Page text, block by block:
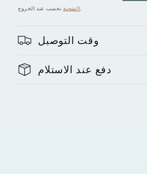
عادي
البيع
الشحنةتحسب عند الخروج.
وقت التوصبل
دفع عند الاستلام